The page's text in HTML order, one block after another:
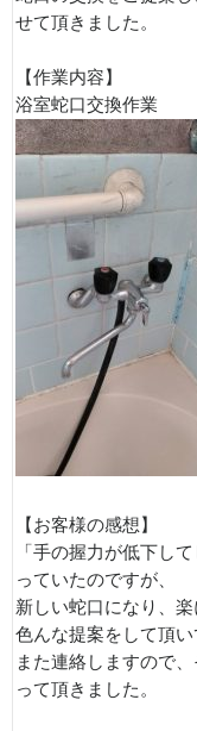
せて頂きました。
【作業内容】
浴室蛇口交換作業
【お客様の感想】
「手の握力が低下し
っていたのですが、
新しい蛇口になり、楽
色んな提案をして頂い
また連絡しますので
って頂きました。